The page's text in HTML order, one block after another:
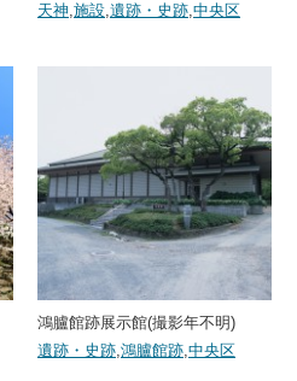
天神,施設,遺跡・史跡,中央区
鴻臚館跡展示館(撮影年不明)
遺跡・史跡,鴻臚館跡,中央区